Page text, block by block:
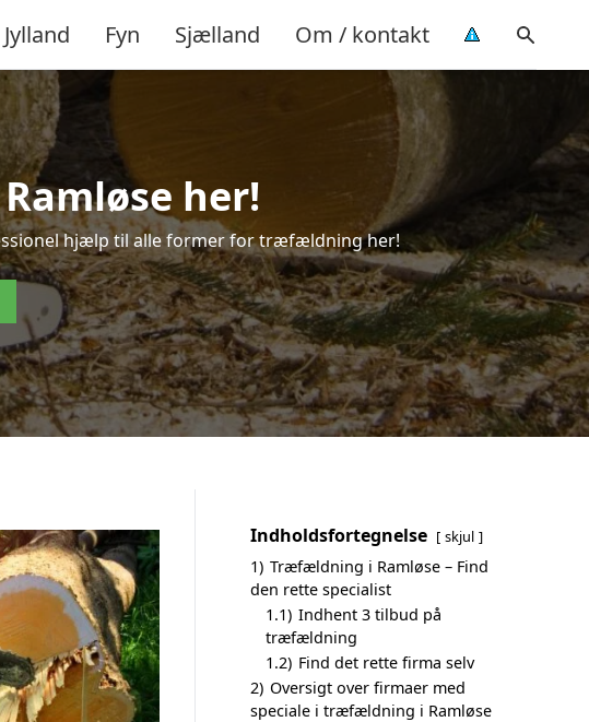
Jylland Fyn Sjælland Om / kontakt
her!
hjælp til alle former for træfældning her!
Indholdsfortegnelse skjul
1) Træfældning i Ramløse – Find
den rette specialist
1.1) Indhent 3 tilbud på
træfældning
1.2) Find det rette firma selv
2) Oversigt over firmaer med
speciale i træfældning i Ramløse